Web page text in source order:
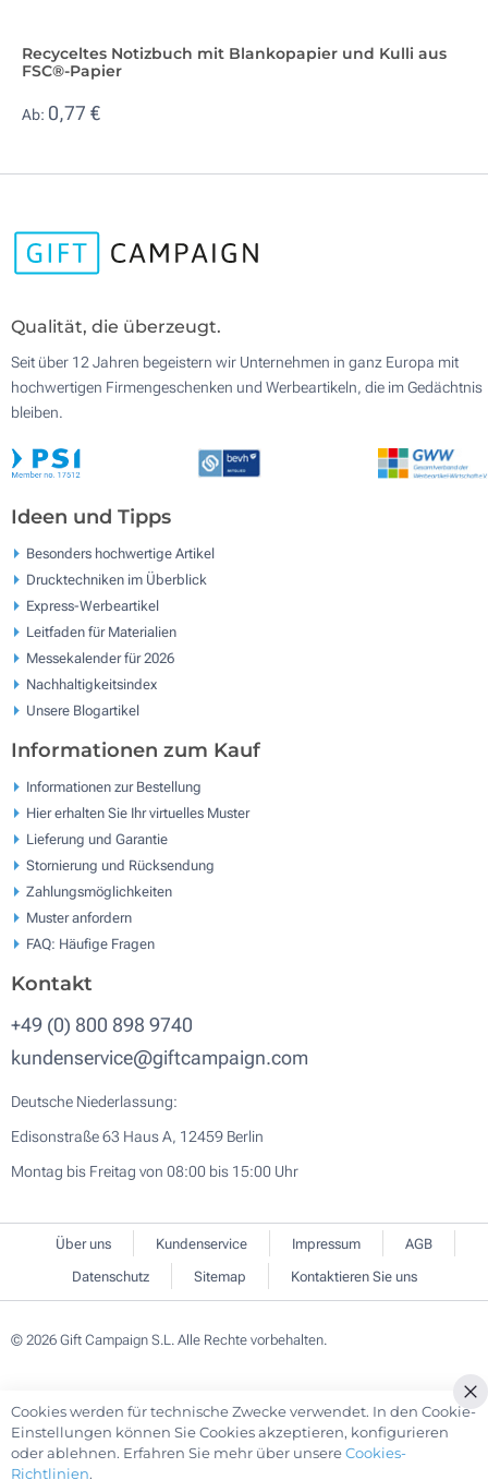
Recyceltes Notizbuch mit Blankopapier und Kulli aus
FSC®-Papier
Ab: 0,77 €
Qualität, die überzeugt.
Seit über 12 Jahren begeistern wir Unternehmen in ganz Europa mit
hochwertigen Firmengeschenken und Werbeartikeln, die im Gedächtnis
bleiben.
Ideen und Tipps
Besonders hochwertige Artikel
Drucktechniken im Überblick
Express-Werbeartikel
Leitfaden für Materialien
Messekalender für 2026
Nachhaltigkeitsindex
Unsere Blogartikel
Informationen zum Kauf
Informationen zur Bestellung
Hier erhalten Sie Ihr virtuelles Muster
Lieferung und Garantie
Stornierung und Rücksendung
Zahlungsmöglichkeiten
Muster anfordern
FAQ: Häufige Fragen
Kontakt
+49 (0) 800 898 9740
kundenservice@giftcampaign.com
Deutsche Niederlassung:
Edisonstraße 63 Haus A, 12459 Berlin
Montag bis Freitag von 08:00 bis 15:00 Uhr
Über uns Kundenservice Impressum
AGB
Datenschutz
Sitemap Kontaktieren Sie uns
© 2026 Gift Campaign S.L. Alle Rechte vorbehalten.
Cookies werden für technische Zwecke verwendet. In den Cookie-
Einstellungen können Sie Cookies akzeptieren, konfigurieren
oder ablehnen. Erfahren Sie mehr über unsereCookies-
Richtlinien.